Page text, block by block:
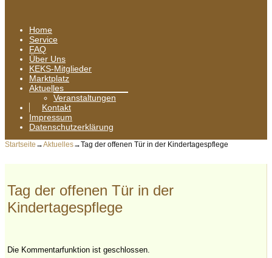
Home
Service
FAQ
Über Uns
KEKS-Mitglieder
Marktplatz
Aktuelles
Veranstaltungen
Kontakt
Impressum
Datenschutzerklärung
Startseite →Aktuelles→Tag der offenen Tür in der Kindertagespflege
Tag der offenen Tür in der
Kindertagespflege
Die Kommentarfunktion ist geschlossen.